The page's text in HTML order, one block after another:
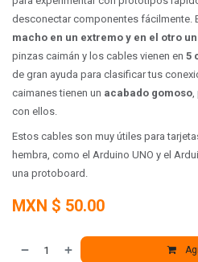
desconectar componentes fácilmente.
macho en un extremo y en el otro
pinzas caimán y los cables vienen en 5
de gran ayuda para clasificar tus
caimanes tienen un acabado gomoso,
con ellos.
Estos cables son muy útiles para
hembra, como el Arduino UNO y el
una protoboard.
MXN $ 50.00